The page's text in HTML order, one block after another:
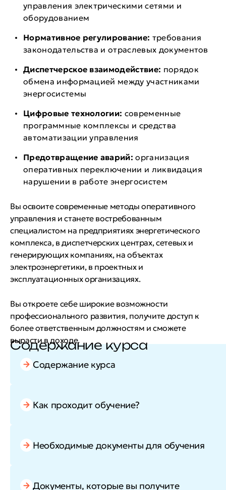
управления электрическими сетями и
оборудованием
Нормативное регулирование: требования
законодательства и отраслевых документов
Диспетчерское взаимодействие: порядок
обмена информацией между участниками
энергосистемы
Цифровые технологии: современные
программные комплексы и средства
автоматизации управления
Предотвращение аварий: организация
оперативных переключении и ликвидация
нарушении в работе энергосистем
Вы освоите современные методы оперативного
управления и станете востребованным
специалистом на предприятиях энергетического
комплекса, в диспетчерских центрах, сетевых и
генерирующих компаниях, на объектах
электроэнергетики, в проектных и
эксплуатационных организациях.
Вы откроете себе широкие возможности
профессионального развития, получите доступ к
более ответственным должностям и сможете
вырасти в доходе.
Содержание курса
Содержание курса
Как проходит обучение?
Необходимые документы для обучения
Документы, которые вы получите